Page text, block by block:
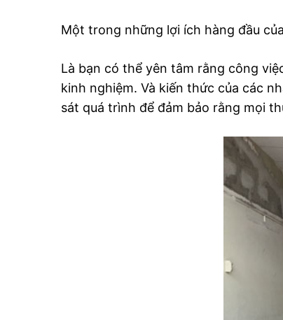
Một trong những lợi ích hàng đầu
Là bạn có thể yên tâm rằng công
kinh nghiệm. Và kiến thức của các
sát quá trình để đảm bảo rằng mọi